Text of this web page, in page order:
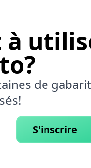
à
de
S'inscrire